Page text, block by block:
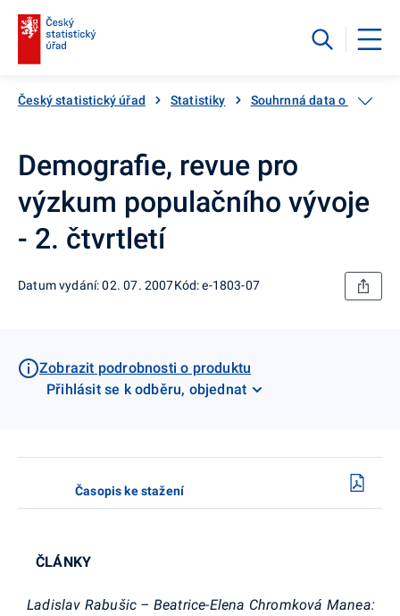
Český statistický úřad Statistiky Souhrnná data o Česku
Demografie, revue pro
výzkum populačního vývoje
- 2. čtvrtletí
Datum vydání: 02. 07. 2007Kód: e-1803-07
Zobrazit podrobnosti o produktu
Přihlásit se k odběru, objednat
Časopis ke stažení
ČLÁNKY
Ladislav Rabušic – Beatrice-Elena Chromková Manea: